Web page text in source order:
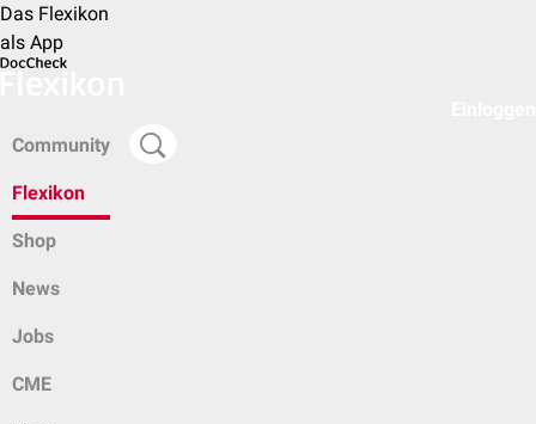
Das Flexikon
als App
Community
Flexikon
Shop
News
Jobs
CME